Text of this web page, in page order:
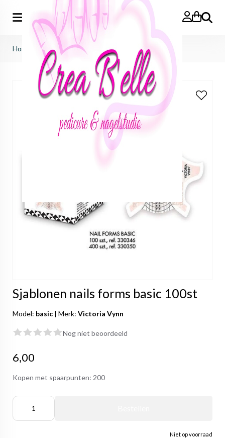
Zoeken
Home Sjablonen nails forms basic 100st
Sjablonen nails forms basic 100st
Model: basic | Merk: Victoria Vynn
Nog niet beoordeeld
6,00
Kopen met spaarpunten: 200
Niet op voorraad